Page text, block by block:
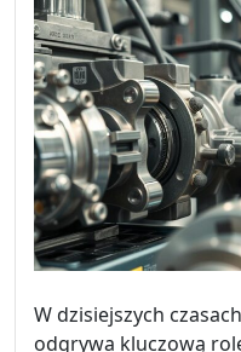
W dzisiejszych
odgrywa kluczową